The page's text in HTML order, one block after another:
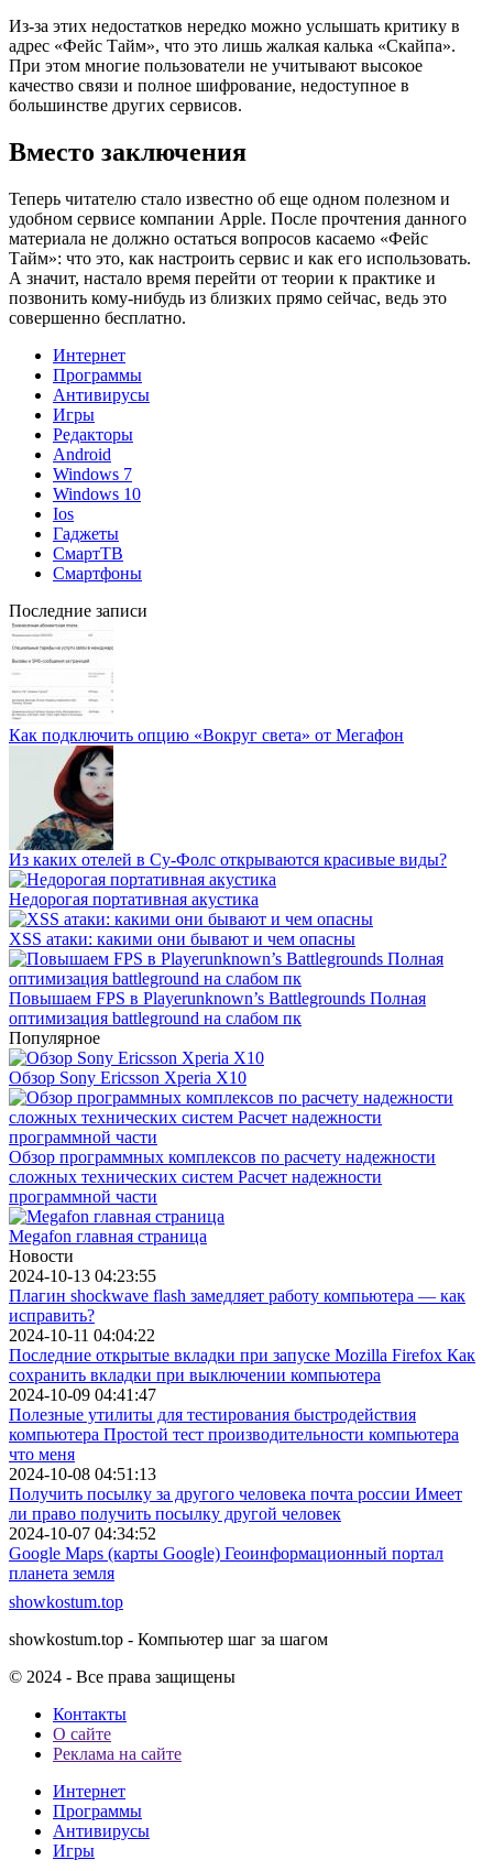
Из-за этих недостатков нередко можно услышать критику в
адрес «Фейс Тайм», что это лишь жалкая калька «Скайпа».
При этом многие пользователи не учитывают высокое
качество связи и полное шифрование, недоступное в
большинстве других сервисов.
Вместо заключения
Теперь читателю стало известно об еще одном полезном и
удобном сервисе компании Apple. После прочтения данного
материала не должно остаться вопросов касаемо «Фейс
Тайм»: что это, как настроить сервис и как его использовать.
А значит, настало время перейти от теории к практике и
позвонить кому-нибудь из близких прямо сейчас, ведь это
совершенно бесплатно.
Интернет
Программы
Антивирусы
Игры
Редакторы
Android
Windows 7
Windows 10
Ios
Гаджеты
СмартТВ
Смартфоны
Последние записи
Как подключить опцию «Вокруг света» от Мегафон
Из каких отелей в Су-Фолс открываются красивые виды?
Недорогая портативная акустика
XSS атаки: какими они бывают и чем опасны
Повышаем FPS в Playerunknown’s Battlegrounds Полная
оптимизация battleground на слабом пк
Популярное
Обзор Sony Ericsson Xperia X10
Обзор программных комплексов по расчету надежности
сложных технических систем Расчет надежности
программной части
Megafon главная страница
Новости
2024-10-13 04:23:55
Плагин shockwave flash замедляет работу компьютера — как
исправить?
2024-10-11 04:04:22
Последние открытые вкладки при запуске Mozilla Firefox Как
сохранить вкладки при выключении компьютера
2024-10-09 04:41:47
Полезные утилиты для тестирования быстродействия
компьютера Простой тест производительности компьютера
что меня
2024-10-08 04:51:13
Получить посылку за другого человека почта россии Имеет
ли право получить посылку другой человек
2024-10-07 04:34:52
Google Maps (карты Google) Геоинформационный портал
планета земля
showkostum.top
showkostum.top - Компьютер шаг за шагом
© 2024 - Все права защищены
Контакты
О сайте
Реклама на сайте
Интернет
Программы
Антивирусы
Игры